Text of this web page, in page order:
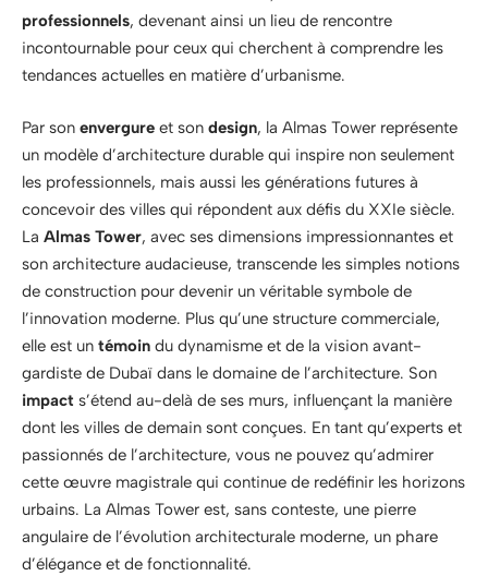
professionnels, devenant ainsi un lieu de rencontre
incontournable pour ceux qui cherchent à comprendre les
tendances actuelles en matière d’urbanisme.
Par son envergure et son design, la Almas Tower représente
un modèle d’architecture durable qui inspire non seulement
les professionnels, mais aussi les générations futures à
concevoir des villes qui répondent aux défis du XXIe siècle.
La Almas Tower, avec ses dimensions impressionnantes et
son architecture audacieuse, transcende les simples notions
de construction pour devenir un véritable symbole de
l’innovation moderne. Plus qu’une structure commerciale,
elle est un témoin du dynamisme et de la vision avant-
gardiste de Dubaï dans le domaine de l’architecture. Son
impact s’étend au-delà de ses murs, influençant la manière
dont les villes de demain sont conçues. En tant qu’experts et
passionnés de l’architecture, vous ne pouvez qu’admirer
cette œuvre magistrale qui continue de redéfinir les horizons
urbains. La Almas Tower est, sans conteste, une pierre
angulaire de l’évolution architecturale moderne, un phare
d’élégance et de fonctionnalité.